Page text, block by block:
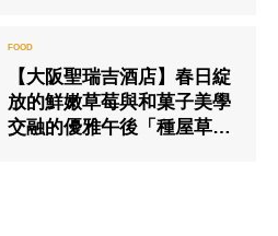
【大阪聖瑞吉酒店】春日綻
放的鮮嫩草莓與和菓子美學
交融的優雅午後「種屋草莓